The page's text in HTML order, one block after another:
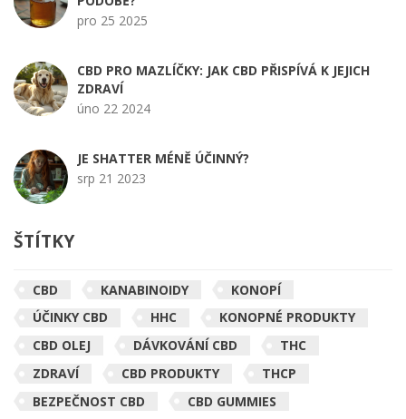
pro 25 2025
CBD PRO MAZLÍČKY: JAK CBD PŘISPÍVÁ K JEJICH
ZDRAVÍ
úno 22 2024
JE SHATTER MÉNĚ ÚČINNÝ?
srp 21 2023
ŠTÍTKY
CBD KANABINOIDY
KONOPÍ
ÚČINKY CBD
HHC
KONOPNÉ PRODUKTY
CBD OLEJ
DÁVKOVÁNÍ CBD
THC
ZDRAVÍ
CBD PRODUKTY
THCP
BEZPEČNOST CBD
CBD GUMMIES